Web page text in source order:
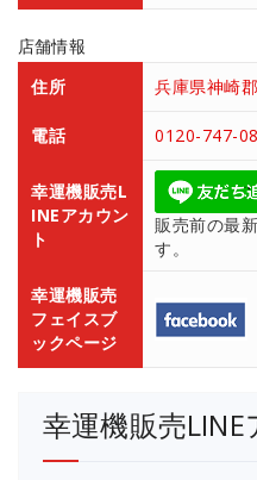
店舗情報
住所
兵庫県神崎
電話 0120-747-
幸運機販売L
INEアカウン
ト
販売前の最
す。
幸運機販売
フェイスブ
ックページ
幸運機販売